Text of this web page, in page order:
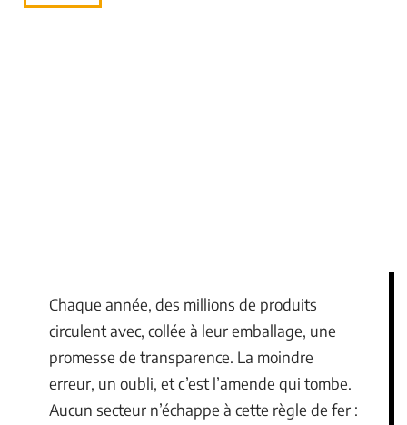
Chaque année, des millions de produits
circulent avec, collée à leur emballage, une
promesse de transparence. La moindre
erreur, un oubli, et c’est l’amende qui tombe.
Aucun secteur n’échappe à cette règle de fer :